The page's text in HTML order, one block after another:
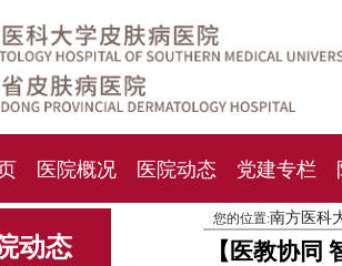
医院概况 医院动态 党建专栏
测中心 就诊指南 人才
动态
您的位置:南方医科
【医教协同